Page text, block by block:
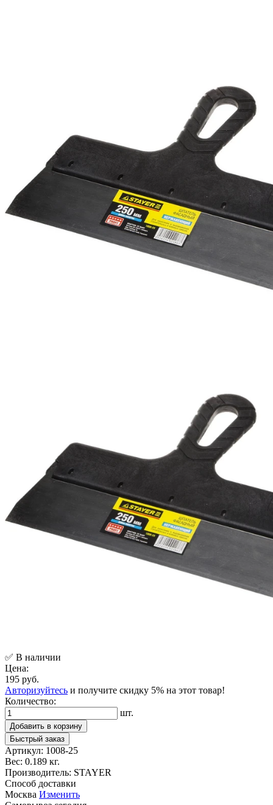
✅ В наличии
Цена:
195 руб.
Авторизуйтесь и получите скидку 5% на этот товар!
Количество:
шт.
Добавить в корзину
Быстрый заказ
Артикул: 1008-25
Вес: 0.189 кг.
Производитель: STAYER
Способ доставки
Москва Изменить